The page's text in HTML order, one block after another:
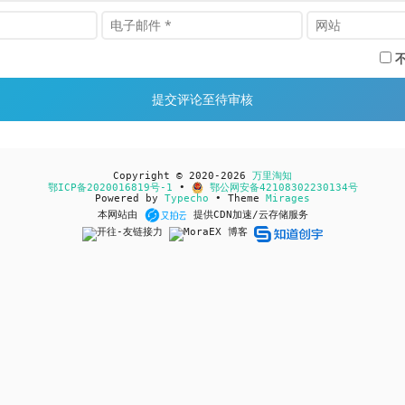
Copyright © 2020-2026 万里淘知
鄂ICP备2020016819号-1 •
鄂公网安备42108302230134号
Powered by Typecho • Theme Mirages
本网站由
提供CDN加速/云存储服务